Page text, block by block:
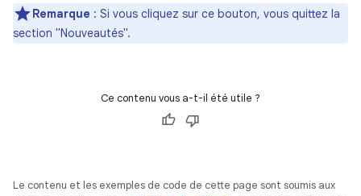
Remarque : Si vous cliquez sur ce bouton, vous quittez la
section "Nouveautés".
Ce contenu vous a-t-il été utile ?
Le contenu et les exemples de code de cette page sont soumis aux